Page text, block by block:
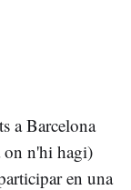
a Barcelona
on n'hi hagi)
en una